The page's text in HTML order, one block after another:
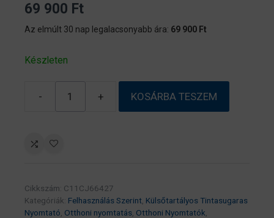
69 900 Ft
Az elmúlt 30 nap legalacsonyabb ára: 69 900 Ft
Készleten
-
EPSON
MFP,
+ KOSÁRBA TESZEM
Cikkszám: C11CJ66427
Kategóriák: Felhasználás Szerint Külsőtartályos Tintasugaras
Nyomtató Otthoni nyomtatás Otthoni Nyomtatók